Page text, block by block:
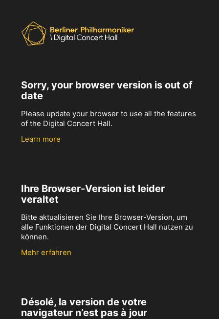
Sorry, your browser version is out of
date
Please update your browser to use all the features
of the Digital Concert Hall.
Learn more
Ihre Browser-Version ist leider
veraltet
Bitte aktualisieren Sie Ihre Browser-Version, um
alle Funktionen der Digital Concert Hall nutzen zu
können.
Mehr erfahren
Désolé, la version de votre
navigateur n’est pas à jour